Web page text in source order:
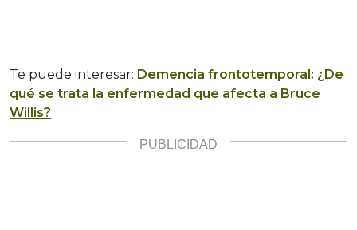
Te puede interesar: Demencia frontotemporal: ¿De
qué se trata la enfermedad que afecta a Bruce
Willis?